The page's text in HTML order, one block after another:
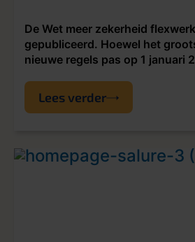
De Wet meer zekerheid
gepubliceerd. Hoewel het
nieuwe regels pas op 1 januari
Lees verder